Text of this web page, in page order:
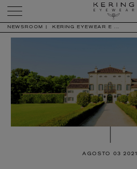
NEWSROOM KERING EYEWEAR E ...
AGOSTO 03 2021